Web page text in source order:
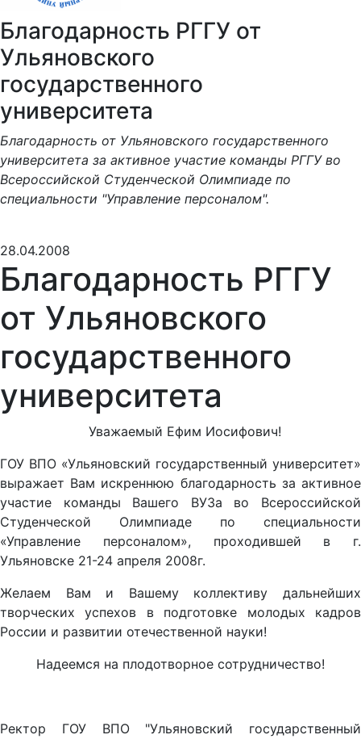
Благодарность РГГУ от
Ульяновского
государственного
университета
Благодарность от Ульяновского государственного
университета за активное участие команды РГГУ во
Всероссийской Студенческой Олимпиаде по
специальности "Управление персоналом".
28.04.2008
Благодарность РГГУ
от Ульяновского
государственного
университета
Уважаемый Ефим Иосифович!
ГОУ ВПО «Ульяновский государственный университет»
выражает Вам искреннюю благодарность за активное
участие команды Вашего ВУЗа во Всероссийской
Студенческой Олимпиаде по специальности
«Управление персоналом», проходившей в г.
Ульяновске 21-24 апреля 2008г.
Желаем Вам и Вашему коллективу дальнейших
творческих успехов в подготовке молодых кадров
России и развитии отечественной науки!
Надеемся на плодотворное сотрудничество!
Ректор ГОУ ВПО "Ульяновский государственный